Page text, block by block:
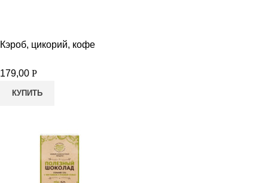
Кэроб, цикорий, кофе
179,00 Р
КУПИТЬ